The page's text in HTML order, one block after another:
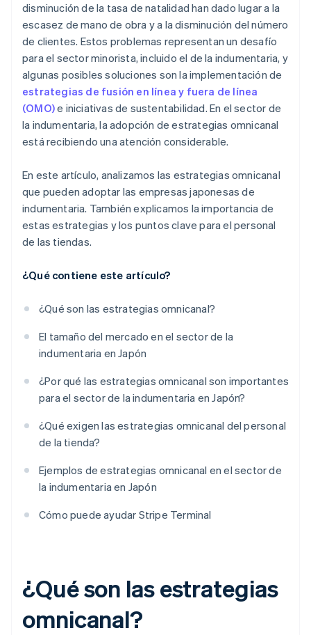
disminución de la tasa de natalidad han dado lugar a la
escasez de mano de obra y a la disminución del número
de clientes. Estos problemas representan un desafío
para el sector minorista, incluido el de la indumentaria, y
algunas posibles soluciones son la implementación de
estrategias de fusión en línea y fuera de línea
(OMO)e iniciativas de sustentabilidad. En el sector de
la indumentaria, la adopción de estrategias omnicanal
está recibiendo una atención considerable.
En este artículo, analizamos las estrategias omnicanal
que pueden adoptar las empresas japonesas de
indumentaria. También explicamos la importancia de
estas estrategias y los puntos clave para el personal
de las tiendas.
¿Qué contiene este artículo?
¿Qué son las estrategias omnicanal?
El tamaño del mercado en el sector de la
indumentaria en Japón
¿Por qué las estrategias omnicanal son importantes
para el sector de la indumentaria en Japón?
¿Qué exigen las estrategias omnicanal del personal
de la tienda?
Ejemplos de estrategias omnicanal en el sector de
la indumentaria en Japón
Cómo puede ayudar Stripe Terminal
¿Qué son las estrategias
omnicanal?